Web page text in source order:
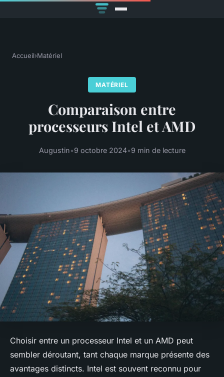
Accueil›Matériel
MATÉRIEL
Comparaison entre
processeurs Intel et AMD
Augustin•9 octobre 2024•9 min de lecture
Choisir entre un processeur Intel et un AMD peut
sembler déroutant, tant chaque marque présente des
avantages distincts. Intel est souvent reconnu pour